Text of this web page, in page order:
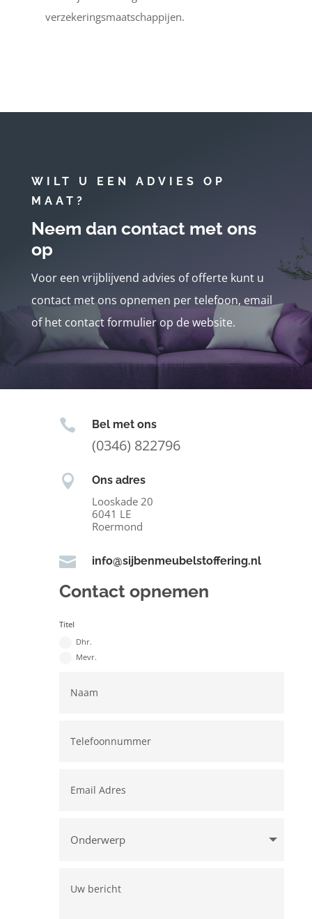
verzekeringsmaatschappijen.
WILT U EEN ADVIES OP
MAAT?
Neem dan contact met ons
op
Voor een vrijblijvend advies of offerte kunt u
contact met ons opnemen per telefoon, email
of het contact formulier op de website.
 Bel met ons
(0346) 822796
 Ons adres
Looskade 20
6041 LE
Roermond
 info@sijbenmeubelstoffering.nl
Contact opnemen
Titel
Dhr.
Mevr.